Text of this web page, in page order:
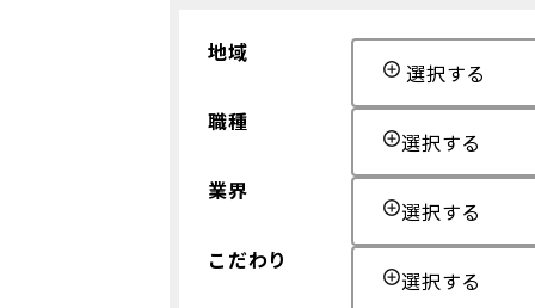
地域
選択する
職種
選択する
業界
選択する
こだわり
選択する